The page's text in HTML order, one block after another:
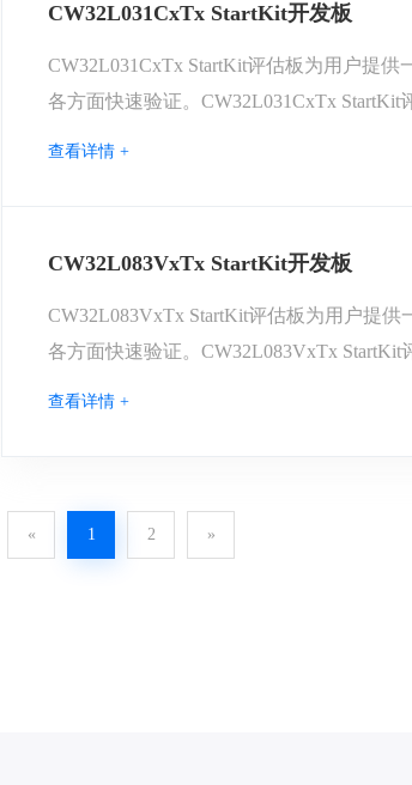
CW32L031CxTx StartKit开发板
CW32L031CxTx StartKit评估板为用户提
各方面快速验证。CW32L031CxTx
查看详情 +
CW32L083VxTx StartKit开发板
CW32L083VxTx StartKit评估板为用户提
各方面快速验证。CW32L083VxTx
查看详情 +
« 1 2 »